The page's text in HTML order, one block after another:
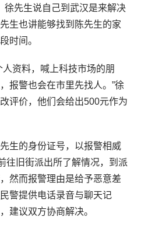
徐先生说自己到武汉是来解决
生也讲能够找到陈先生的家
时间。
资料，喊上科技市场的朋
报警也会在市里先找人。”徐
评价，他们会给出500元作为
生的身份证号，以报警相威
往旧街派出所了解情况，到派
然而报警理由是给予恶意差
警提供电话录音与聊天记
建议双方协商解决。